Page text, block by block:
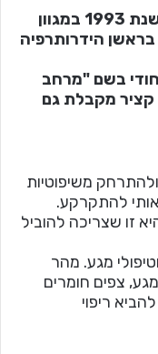
דלילה דוידסון, מטפלת מוסמכת משנת 1993 במגוון
בראשן הידרותרפיה
ייחודי בשם "מרחב
קציר מקבלת גם
משיפוטיות
להתקרקע.
זו שצריכה להוביל
מגע. מהר
צפים חומרים
ריפוי